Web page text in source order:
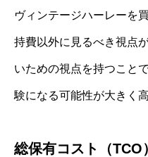
ヴィンテージハーレーを
持費以外に見るべき視点
いための視点を持つこと
験になる可能性が大きく
総保有コスト（TCO